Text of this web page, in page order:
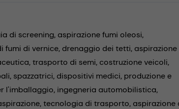
di screening, aspirazione fumi oleosi,
fumi di vernice, drenaggio dei tetti, aspirazione
trasporto di semi, costruzione veicoli,
spazzatrici, dispositivi medici, produzione e
l'imballaggio, ingegneria automobilistica,
tecnologia di trasporto, aspirazione